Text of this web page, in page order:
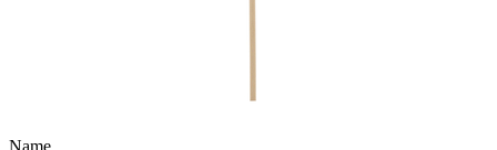
Name